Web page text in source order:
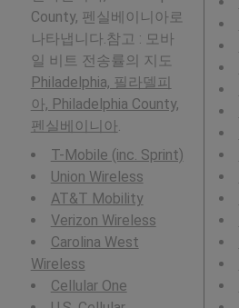
County, 펜실베이니아로
나타냅니다.참고 : 모바
일 비트 전송률의 지도
Philadelphia, 필라델피
아, Philadelphia County,
펜실베이니아
T-Mobile (inc. Sprint)
Union Wireless
AT&T Mobility
Verizon Wireless
Carolina West
Wireless
Cellular One